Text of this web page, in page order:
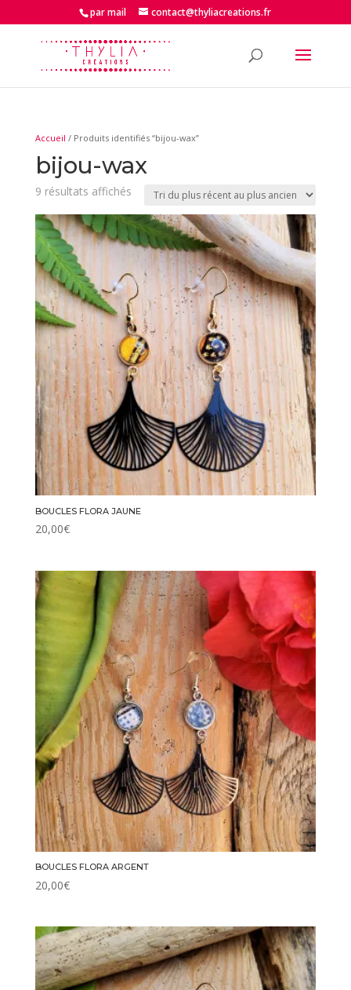
par mail contact@thyliacreations.fr
Accueil / Produits identifiés “bijou-wax”
bijou-wax
9 résultats affichésTrié
plus
récent
au
plus
ancien
BOUCLES FLORA JAUNE
20,00€
BOUCLES FLORA ARGENT
20,00€